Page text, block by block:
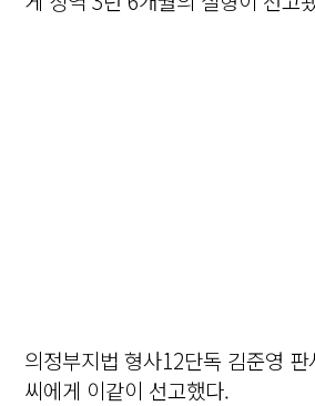
의정부지법 형사12단독 김준영
씨에게 이같이 선고했다.